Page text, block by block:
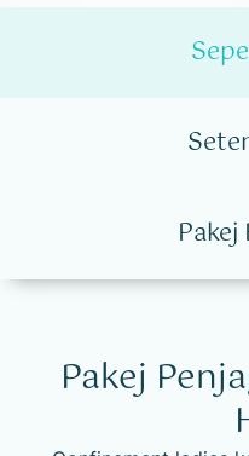
Pakej